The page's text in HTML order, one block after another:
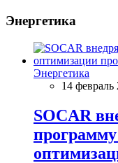
Энергетика
Энергетика
14 февраль
SOCAR